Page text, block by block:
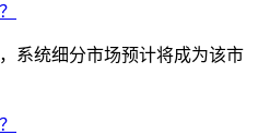
系统细分市场预计将成为该市